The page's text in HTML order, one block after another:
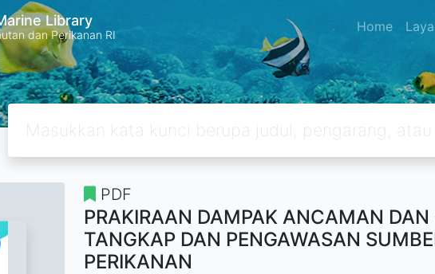
Library
dan Perikanan RI Home
PDF
PRAKIRAAN DAMPAK ANCAMAN
TANGKAP DAN PENGAWASAN
PERIKANAN